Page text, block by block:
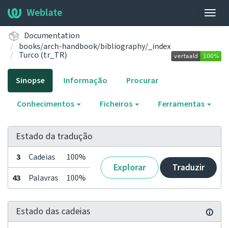
Weblate
Documentation
books/arch-handbook/bibliography/_index
Turco (tr_TR)
Sinopse Informação Procurar
Conhecimentos Ficheiros Ferramentas
Estado da tradução
3 Cadeias 100%
Explorar Traduzir
43 Palavras 100%
Estado das cadeias